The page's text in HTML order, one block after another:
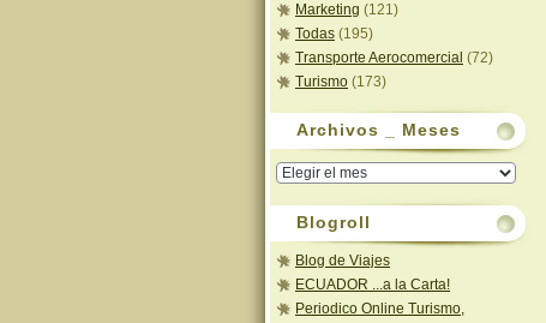
Marketing (121)
Todas (195)
Transporte Aerocomercial (72)
Turismo (173)
Archivos _ Meses
Archivos
_
Blogroll
Blog de Viajes
ECUADOR ...a la Carta!
Periodico Online Turismo,